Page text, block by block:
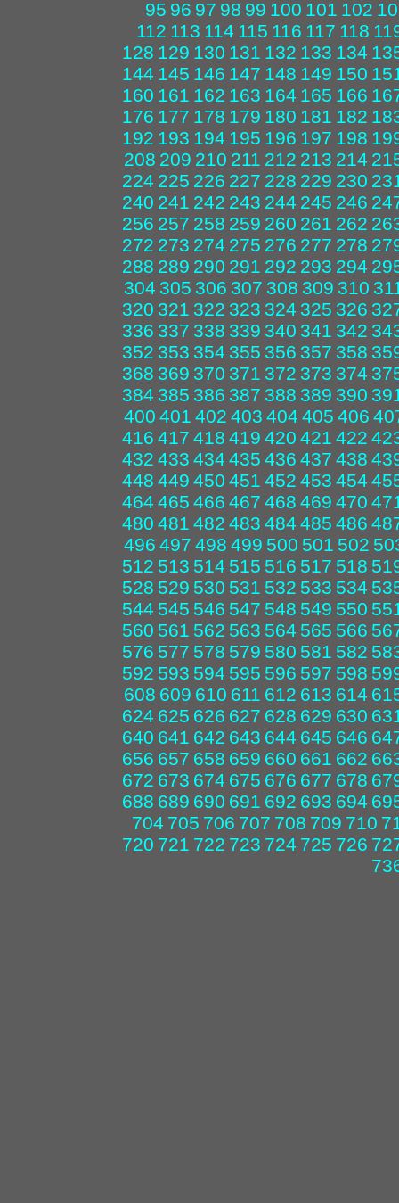
95 96 97 98 99 100 101 102
112 113 114 115 116 117 118
128 129 130 131 132 133 134
144 145 146 147 148 149 150
160 161 162 163 164 165 166
176 177 178 179 180 181 182
192 193 194 195 196 197 198
208 209 210 211 212 213 214
224 225 226 227 228 229 230
240 241 242 243 244 245 246
256 257 258 259 260 261 262
272 273 274 275 276 277 278
288 289 290 291 292 293 294
304 305 306 307 308 309 310
320 321 322 323 324 325 326
336 337 338 339 340 341 342
352 353 354 355 356 357 358
368 369 370 371 372 373 374
384 385 386 387 388 389 390
400 401 402 403 404 405 406
416 417 418 419 420 421 422
432 433 434 435 436 437 438
448 449 450 451 452 453 454
464 465 466 467 468 469 470
480 481 482 483 484 485 486
496 497 498 499 500 501 502
512 513 514 515 516 517 518
528 529 530 531 532 533 534
544 545 546 547 548 549 550
560 561 562 563 564 565 566
576 577 578 579 580 581 582
592 593 594 595 596 597 598
608 609 610 611 612 613 614
624 625 626 627 628 629 630
640 641 642 643 644 645 646
656 657 658 659 660 661 662
672 673 674 675 676 677 678
688 689 690 691 692 693 694
704 705 706 707 708 709 710
720 721 722 723 724 725 726